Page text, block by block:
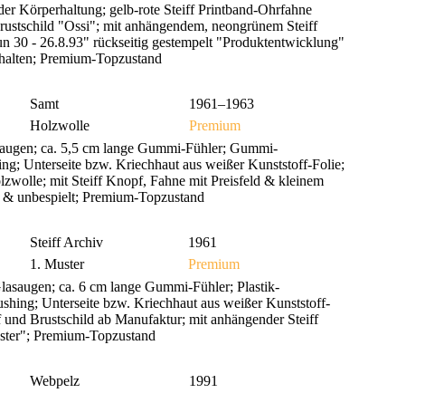
Körperhaltung; gelb-rote Steiff Printband-Ohrfahne
"Ossi"; mit anhängendem, neongrünem Steiff
30 - 26.8.93" rückseitig gestempelt "Produktentwicklung"
Premium-Topzustand
Samt
1961–1963
Holzwolle
Premium
ca. 5,5 cm lange Gummi-Fühler; Gummi-
Unterseite bzw. Kriechhaut aus weißer Kunststoff-Folie;
mit Steiff Knopf, Fahne mit Preisfeld & kleinem
unbespielt; Premium-Topzustand
Steiff Archiv
1961
1. Muster
Premium
ca. 6 cm lange Gummi-Fühler; Plastik-
Unterseite bzw. Kriechhaut aus weißer Kunststoff-
Brustschild ab Manufaktur; mit anhängender Steiff
Premium-Topzustand
Webpelz
1991